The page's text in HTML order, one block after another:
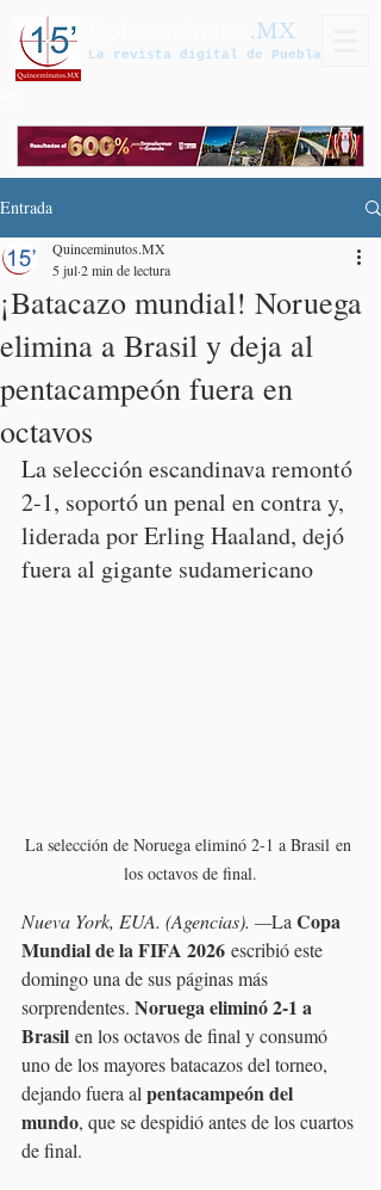
.MX
La revista digital de Puebla
Entrada
¡Batacazo mundial! Noruega
elimina a Brasil y deja al
pentacampeón fuera en
octavos
Quinceminutos.MX
5 jul2 min de lectura
La selección escandinava remontó
2-1, soportó un penal en contra y,
liderada por Erling Haaland, dejó
fuera al gigante sudamericano
La selección de Noruega eliminó 2-1 a Brasil en
los octavos de final.
Nueva York, EUA. (Agencias). —La Copa
Mundial de la FIFA 2026 escribió este
domingo una de sus páginas más
sorprendentes. Noruega eliminó 2-1 a
Brasil en los octavos de final y consumó
uno de los mayores batacazos del torneo,
dejando fuera al pentacampeón del
mundo, que se despidió antes de los cuartos
de final.